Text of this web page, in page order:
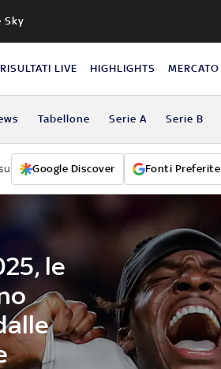
Sky
RISULTATI LIVE HIGHLIGHTS MERCATO
Tabellone Serie A Serie B
Google Discover Fonti Preferite
le